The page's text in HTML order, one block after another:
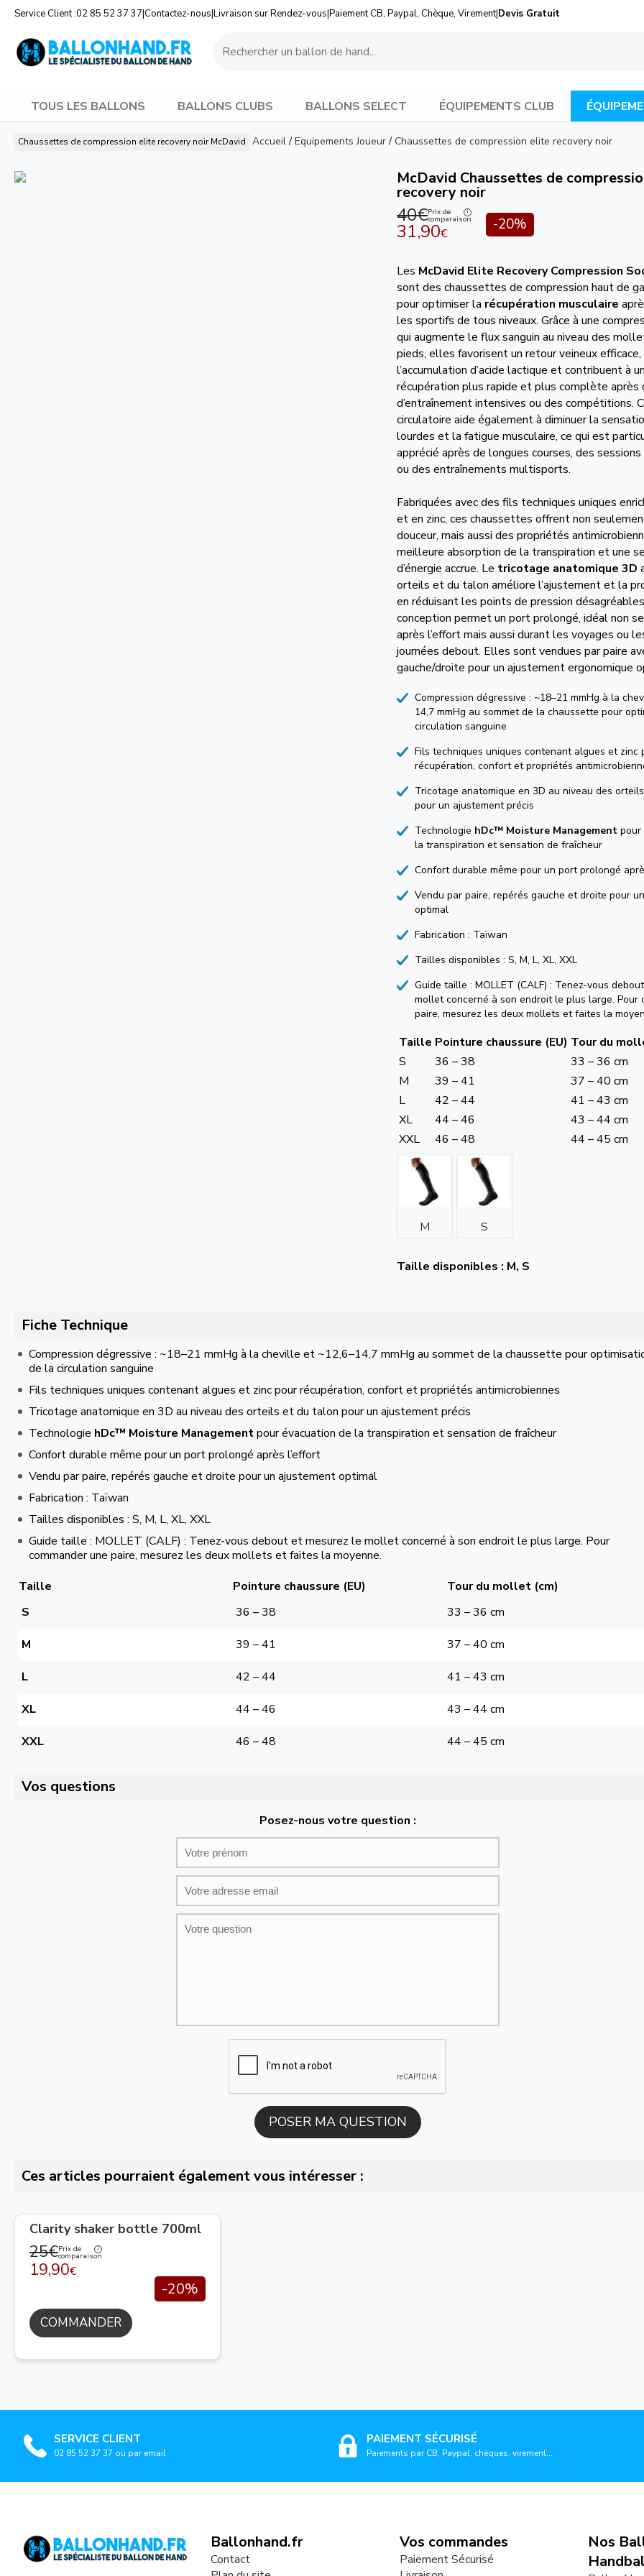
Service Client :02 85 52 37 37|Contactez-nous|Livraison sur Rendez-vous|Paiement CB, Paypal, Chèque, Virement|Devis Gratuit
TOUS LES BALLONS BALLONS CLUBS BALLONS SELECT ÉQUIPEMENTS CLUB
Chaussettes de compression elite recovery noirMcDavid Accueil/ Equipements Joueur/ Chaussettes de compression elite recovery noir
McDavid Chaussettes de
recovery noir
40€Prix de
comparaison
31,90€ -20%
Les McDavid Elite Recovery Compression
sont des chaussettes de compression haut de
pour optimiser la récupération musculaire
les sportifs de tous niveaux. Grâce à une
qui augmente le flux sanguin au niveau des
pieds, elles favorisent un retour veineux
l’accumulation d’acide lactique et contribuent à
récupération plus rapide et plus complète après
d’entraînement intensives ou des compétitions.
circulatoire aide également à diminuer la
lourdes et la fatigue musculaire, ce qui est
apprécié après de longues courses, des
ou des entraînements multisports.
Fabriquées avec des fils techniques uniques
et en zinc, ces chaussettes offrent non
douceur, mais aussi des propriétés
meilleure absorption de la transpiration et une
d’énergie accrue. Le tricotage anatomique 3D
orteils et du talon améliore l’ajustement et la
en réduisant les points de pression
conception permet un port prolongé, idéal non
après l’effort mais aussi durant les voyages ou
journées debout. Elles sont vendues par paire
gauche/droite pour un ajustement ergonomique
Compression dégressive : ~18–21 mmHg à la
14,7 mmHg au sommet de la chaussette pour
circulation sanguine
Fils techniques uniques contenant algues et zinc
récupération, confort et propriétés
Tricotage anatomique en 3D au niveau des
pour un ajustement précis
Technologie hDc™ Moisture Management pour
la transpiration et sensation de fraîcheur
Confort durable même pour un port prolongé
Vendu par paire, repérés gauche et droite pour
optimal
Fabrication : Taïwan
Tailles disponibles : S, M, L, XL, XXL
Guide taille : MOLLET (CALF) : Tenez-vous
mollet concerné à son endroit le plus large. Pour
paire, mesurez les deux mollets et faites la
Taille Pointure chaussure (EU) Tour du
S
36 – 38
33 – 36 cm
M
39 – 41
37 – 40 cm
L
42 – 44
41 – 43 cm
XL
44 – 46
43 – 44 cm
XXL
46 – 48 44 – 45 cm
M S
Taille disponibles : M, S
Fiche Technique
Compression dégressive : ~18–21 mmHg à la cheville et ~12,6–14,7 mmHg au sommet de la chaussette pour
de la circulation sanguine
Fils techniques uniques contenant algues et zinc pour récupération, confort et propriétés antimicrobiennes
Tricotage anatomique en 3D au niveau des orteils et du talon pour un ajustement précis
Technologie hDc™ Moisture Managementpour évacuation de la transpiration et sensation de fraîcheur
Confort durable même pour un port prolongé après l’effort
Vendu par paire, repérés gauche et droite pour un ajustement optimal
Fabrication : Taïwan
Tailles disponibles : S, M, L, XL, XXL
Guide taille : MOLLET (CALF) : Tenez-vous debout et mesurez le mollet concerné à son endroit le plus large. Pour
commander une paire, mesurez les deux mollets et faites la moyenne.
Taille
Pointure chaussure (EU)
Tour du mollet (cm)
S
36 – 38 33 – 36 cm
M 39 – 41 37 – 40 cm
L 42 – 44 41 – 43 cm
XL 44 – 46 43 – 44 cm
XXL 46 – 48 44 – 45 cm
Vos questions
Posez-nous votre question :
Ces articles pourraient également vous intéresser :
Clarity shaker bottle 700ml
25€Prix de
comparaison
19,90€
-20%
COMMANDER
SERVICE CLIENT
02 85 52 37 37 ou par email
PAIEMENT SÉCURISÉ
Paiements par CB, Paypal, chèques, virement...
Ballonhand.fr
Contact
Vos commandes
Paiement Sécurisé
Nos